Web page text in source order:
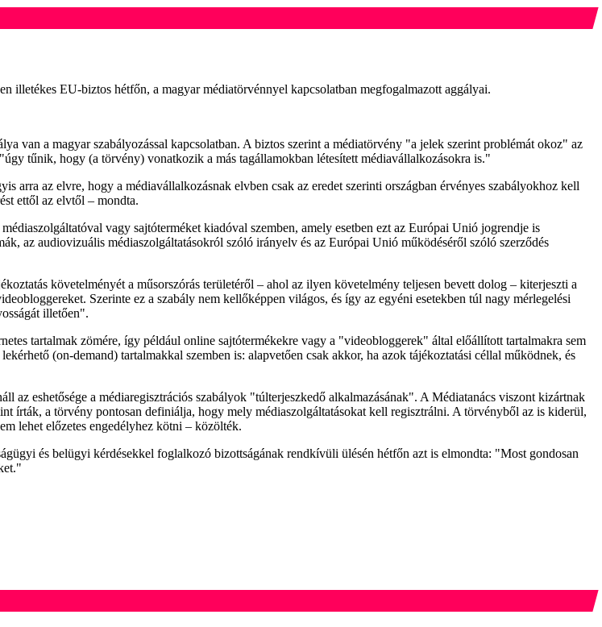
illetékes EU-biztos hétfőn, a magyar médiatörvénnyel kapcsolatban megfogalmazott aggályai.
van a magyar szabályozással kapcsolatban. A biztos szerint a médiatörvény "a jelek szerint problémát okoz" az
tűnik, hogy (a törvény) vonatkozik a más tagállamokban létesített médiavállalkozásokra is."
az elvre, hogy a médiavállalkozásnak elvben csak az eredet szerinti országban érvényes szabályokhoz kell
ettől az elvtől – mondta.
vagy sajtóterméket kiadóval szemben, amely esetben ezt az Európai Unió jogrendje is
az audiovizuális médiaszolgáltatásokról szóló irányelv és az Európai Unió működéséről szóló szerződés
követelményét a műsorszórás területéről – ahol az ilyen követelmény teljesen bevett dolog – kiterjeszti a
Szerinte ez a szabály nem kellőképpen világos, és így az egyéni esetekben túl nagy mérlegelési
illetően".
tartalmak zömére, így például online sajtótermékekre vagy a "videobloggerek" által előállított tartalmakra sem
(on-demand) tartalmakkal szemben is: alapvetően csak akkor, ha azok tájékoztatási céllal működnek, és
eshetősége a médiaregisztrációs szabályok "túlterjeszkedő alkalmazásának". A Médiatanács viszont kizártnak
írták, a törvény pontosan definiálja, hogy mely médiaszolgáltatásokat kell regisztrálni. A törvényből az is kiderül,
lehet előzetes engedélyhez kötni – közölték.
és belügyi kérdésekkel foglalkozó bizottságának rendkívüli ülésén hétfőn azt is elmondta: "Most gondosan